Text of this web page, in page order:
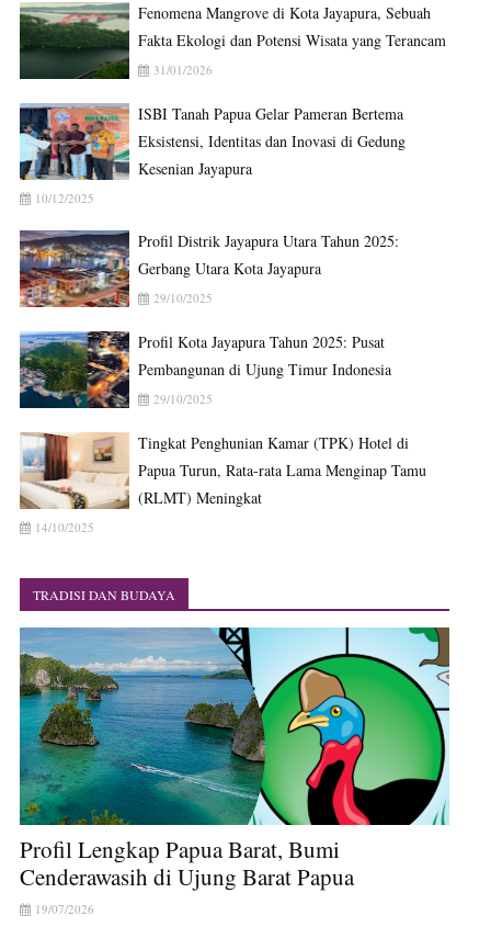
Fenomena Mangrove di Kota Jayapura, Sebuah
Fakta Ekologi dan Potensi Wisata yang Terancam
31/01/2026
ISBI Tanah Papua Gelar Pameran Bertema
Eksistensi, Identitas dan Inovasi di Gedung
Kesenian Jayapura
10/12/2025
Profil Distrik Jayapura Utara Tahun 2025:
Gerbang Utara Kota Jayapura
29/10/2025
Profil Kota Jayapura Tahun 2025: Pusat
Pembangunan di Ujung Timur Indonesia
29/10/2025
Tingkat Penghunian Kamar (TPK) Hotel di
Papua Turun, Rata-rata Lama Menginap Tamu
(RLMT) Meningkat
14/10/2025
TRADISI DAN BUDAYA
Profil Lengkap Papua Barat, Bumi
Cenderawasih di Ujung Barat Papua
19/07/2026